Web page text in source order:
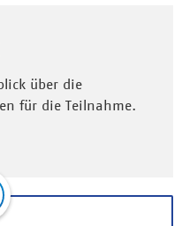
über die
für die Teilnahme.